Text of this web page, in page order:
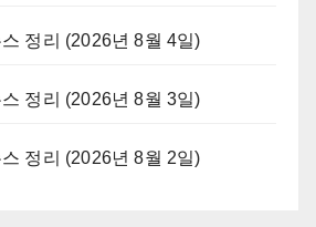
정리 (2026년 8월 4일)
정리 (2026년 8월 3일)
정리 (2026년 8월 2일)